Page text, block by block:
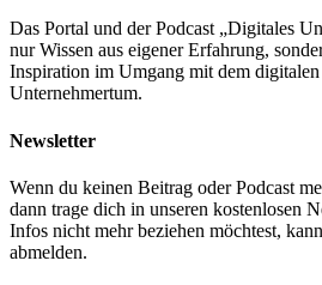
Das Portal und der Podcast „Digitales
nur Wissen aus eigener Erfahrung,
Inspiration im Umgang mit dem
Unternehmertum.
Newsletter
Wenn du keinen Beitrag oder Podcast
dann trage dich in unseren kostenlosen
Infos nicht mehr beziehen möchtest,
abmelden.